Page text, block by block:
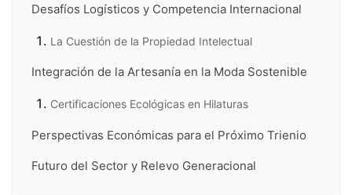
Desafíos Logísticos y Competencia Internacional
La Cuestión de la Propiedad Intelectual
Integración de la Artesanía en la Moda Sostenible
Certificaciones Ecológicas en Hilaturas
Perspectivas Económicas para el Próximo Trienio
Futuro del Sector y Relevo Generacional